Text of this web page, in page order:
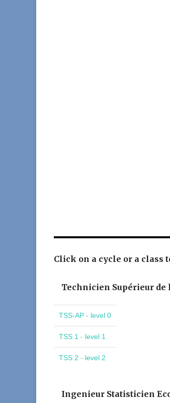
Click on a cycle or a class
Technicien Supérieur de
TSS-AP - level 0
TSS 1 - level 1
TSS 2 - level 2
Ingenieur Statisticien